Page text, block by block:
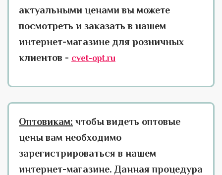
актуальными ценами вы можете
посмотреть и заказать в нашем
интернет-магазине для розничных
клиентов - cvet-opt.ru
Оптовикам: чтобы видеть оптовые
цены вам необходимо
зарегистрироваться в нашем
интернет-магазине. Данная процедура